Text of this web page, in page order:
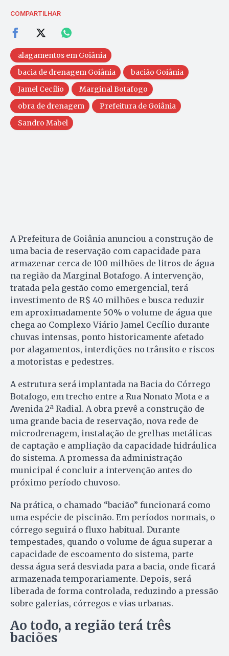
COMPARTILHAR
alagamentos em Goiânia
bacia de drenagem Goiânia
bacião Goiânia
Jamel Cecílio
Marginal Botafogo
obra de drenagem
Prefeitura de Goiânia
Sandro Mabel
A Prefeitura de Goiânia anunciou a construção de
uma bacia de reservação com capacidade para
armazenar cerca de 100 milhões de litros de água
na região da Marginal Botafogo. A intervenção,
tratada pela gestão como emergencial, terá
investimento de R$ 40 milhões e busca reduzir
em aproximadamente 50% o volume de água que
chega ao Complexo Viário Jamel Cecílio durante
chuvas intensas, ponto historicamente afetado
por alagamentos, interdições no trânsito e riscos
a motoristas e pedestres.
A estrutura será implantada na Bacia do Córrego
Botafogo, em trecho entre a Rua Nonato Mota e a
Avenida 2ª Radial. A obra prevê a construção de
uma grande bacia de reservação, nova rede de
microdrenagem, instalação de grelhas metálicas
de captação e ampliação da capacidade hidráulica
do sistema. A promessa da administração
municipal é concluir a intervenção antes do
próximo período chuvoso.
Na prática, o chamado “bacião” funcionará como
uma espécie de piscinão. Em períodos normais, o
córrego seguirá o fluxo habitual. Durante
tempestades, quando o volume de água superar a
capacidade de escoamento do sistema, parte
dessa água será desviada para a bacia, onde ficará
armazenada temporariamente. Depois, será
liberada de forma controlada, reduzindo a pressão
sobre galerias, córregos e vias urbanas.
Ao todo, a região terá três
baciões